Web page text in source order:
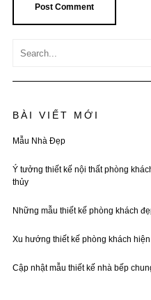
BÀI VIẾT MỚI
Mẫu Nhà Đẹp
Ý tưởng thiết kế nội thất phòng
thủy
Những mẫu thiết kế phòng khách
Xu hướng thiết kế phòng khách
Cập nhật mẫu thiết kế nhà bếp